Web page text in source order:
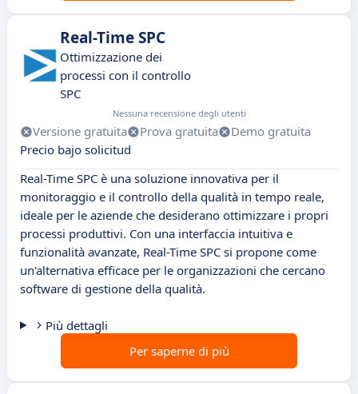
Real-Time SPC
Ottimizzazione dei
processi con il controllo
SPC
Nessuna recensione degli utenti
Versione gratuita Prova gratuita
Demo gratuita
Precio bajo solicitud
Real-Time SPC è una soluzione innovativa per il
monitoraggio e il controllo della qualità in tempo reale,
ideale per le aziende che desiderano ottimizzare i propri
processi produttivi. Con una interfaccia intuitiva e
funzionalità avanzate, Real-Time SPC si propone come
un'alternativa efficace per le organizzazioni che cercano
software di gestione della qualità.
Più dettagli
Per saperne di più